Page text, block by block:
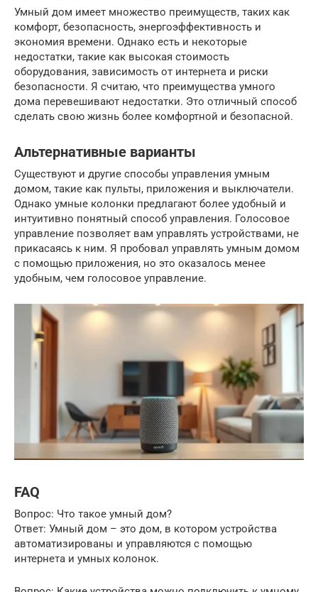
Умный дом имеет множество преимуществ, таких как
комфорт, безопасность, энергоэффективность и
экономия времени. Однако есть и некоторые
недостатки, такие как высокая стоимость
оборудования, зависимость от интернета и риски
безопасности. Я считаю, что преимущества умного
дома перевешивают недостатки. Это отличный способ
сделать свою жизнь более комфортной и безопасной.
Альтернативные варианты
Существуют и другие способы управления умным
домом, такие как пульты, приложения и выключатели.
Однако умные колонки предлагают более удобный и
интуитивно понятный способ управления. Голосовое
управление позволяет вам управлять устройствами, не
прикасаясь к ним. Я пробовал управлять умным домом
с помощью приложения, но это оказалось менее
удобным, чем голосовое управление.
FAQ
Вопрос: Что такое умный дом?
Ответ: Умный дом – это дом, в котором устройства
автоматизированы и управляются с помощью
интернета и умных колонок.